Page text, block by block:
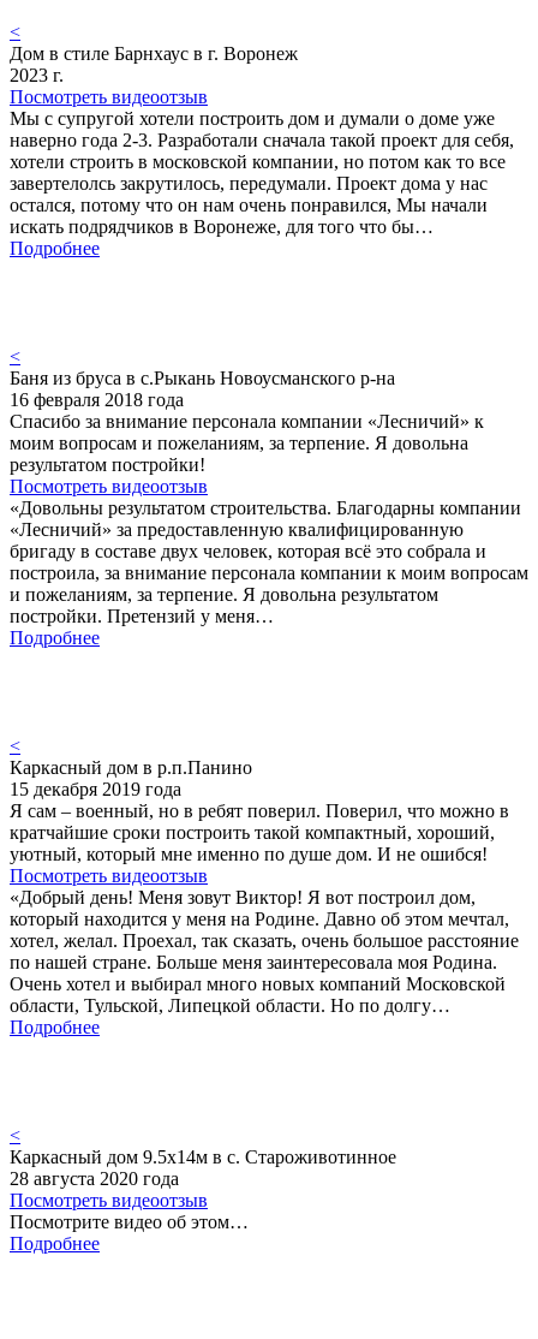
<
Дом в стиле Барнхаус в г. Воронеж
2023 г.
Посмотреть видеоотзыв
Мы с супругой хотели построить дом и думали о доме уже
наверно года 2-3. Разработали сначала такой проект для себя,
хотели строить в московской компании, но потом как то все
завертелолсь закрутилось, передумали. Проект дома у нас
остался, потому что он нам очень понравился, Мы начали
искать подрядчиков в Воронеже, для того что бы…
Подробнее
<
Баня из бруса в с.Рыкань Новоусманского р-на
16 февраля 2018 года
Спасибо за внимание персонала компании «Лесничий» к
моим вопросам и пожеланиям, за терпение. Я довольна
результатом постройки!
Посмотреть видеоотзыв
«Довольны результатом строительства. Благодарны компании
«Лесничий» за предоставленную квалифицированную
бригаду в составе двух человек, которая всё это собрала и
построила, за внимание персонала компании к моим вопросам
и пожеланиям, за терпение. Я довольна результатом
постройки. Претензий у меня…
Подробнее
<
Каркасный дом в р.п.Панино
15 декабря 2019 года
Я сам – военный, но в ребят поверил. Поверил, что можно в
кратчайшие сроки построить такой компактный, хороший,
уютный, который мне именно по душе дом. И не ошибся!
Посмотреть видеоотзыв
«Добрый день! Меня зовут Виктор! Я вот построил дом,
который находится у меня на Родине. Давно об этом мечтал,
хотел, желал. Проехал, так сказать, очень большое расстояние
по нашей стране. Больше меня заинтересовала моя Родина.
Очень хотел и выбирал много новых компаний Московской
области, Тульской, Липецкой области. Но по долгу…
Подробнее
<
Каркасный дом 9.5х14м в с. Староживотинное
28 августа 2020 года
Посмотреть видеоотзыв
Посмотрите видео об этом…
Подробнее